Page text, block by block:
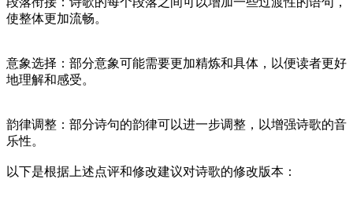
使整体更加流畅。
意象选择：部分意象可能需要更加精炼和具体，以便读者更好
地理解和感受。
韵律调整：部分诗句的韵律可以进一步调整，以增强诗歌的音
乐性。
以下是根据上述点评和修改建议对诗歌的修改版本：